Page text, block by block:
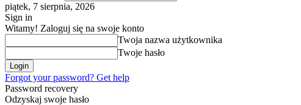
piątek, 7 sierpnia, 2026
Sign in
Witamy! Zaloguj się na swoje konto
Twoja nazwa użytkownika
Twoje hasło
Forgot your password? Get help
Password recovery
Odzyskaj swoje hasło